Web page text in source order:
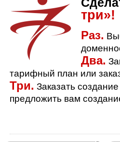
три»!
Раз.
Два.
тарифный план или
Три. Заказать
предложить вам